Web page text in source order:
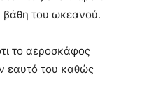
βάθη του ωκεανού.
το αεροσκάφος
εαυτό του καθώς